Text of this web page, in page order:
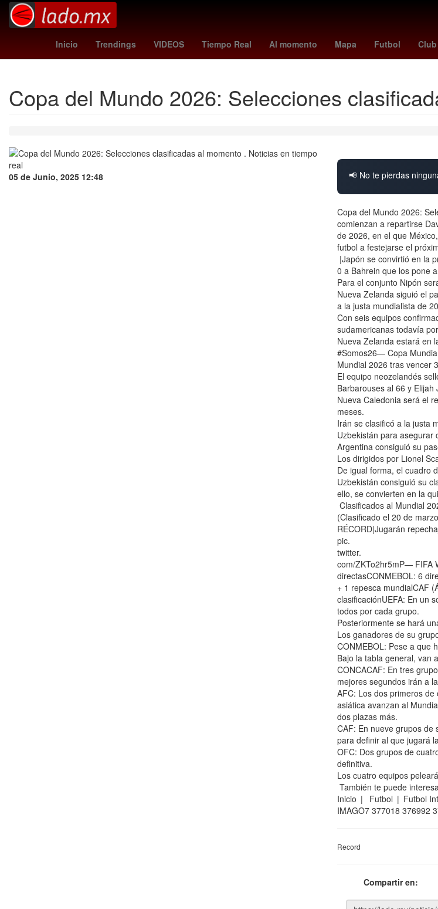
Inicio Trendings VIDEOS Tiempo Real Al momento Mapa Futbol Club
miami vs san luis Argentina Aguascalientes Perú Pago Brasil
Copa del Mundo 2026: Selecciones
05 de Junio, 2025 12:48 📢 No te pierdas
Copa del Mundo 2026:
comienzan a repartirse
de 2026, en el que
futbol a festejarse el
|Japón se convirtió en la
0 a Bahrein que los pone
Para el conjunto Nipón
Nueva Zelanda siguió el
a la justa mundialista de
Con seis equipos
sudamericanas todavía
Nueva Zelanda estará en
#Somos26— Copa
Mundial 2026 tras vencer
El equipo neozelandés
Barbarouses al 66 y
Nueva Caledonia será el
meses.
Irán se clasificó a la justa
Uzbekistán para asegurar
Argentina consiguió su
Los dirigidos por Lionel
De igual forma, el cuadro
Uzbekistán consiguió su
ello, se convierten en la
Clasificados al Mundial
(Clasificado el 20 de
RÉCORD|Jugarán
pic.
twitter.
com/ZKTo2hr5mP— FIFA
directasCONMEBOL: 6
+ 1 repesca mundialCAF
clasificaciónUEFA: En un
todos por cada grupo.
Posteriormente se hará
Los ganadores de su
CONMEBOL: Pese a que
Bajo la tabla general, van
CONCACAF: En tres
mejores segundos irán a
AFC: Los dos primeros
asiática avanzan al
dos plazas más.
CAF: En nueve grupos de
para definir al que jugará
OFC: Dos grupos de
definitiva.
Los cuatro equipos
También te puede
Inicio | Futbol | Futbol
IMAGO7 377018 376992
Record
Compartir en: